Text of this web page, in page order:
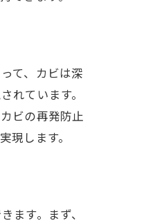
て、カビは深
れています。
ビの再発防止
します。
ます。まず、